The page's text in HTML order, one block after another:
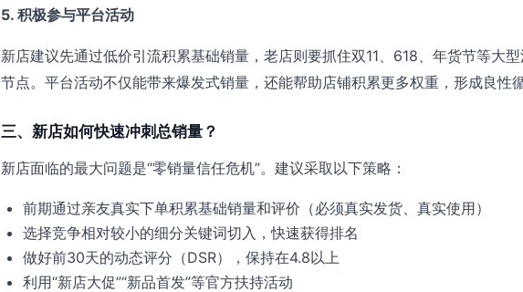
5. 积极参与平台活动
新店建议先通过低价引流积累基础销量，老店则要抓住双11、618、年货节等大
节点。平台活动不仅能带来爆发式销量，还能帮助店铺积累更多权重，形成良性循
三、新店如何快速冲刺总销量？
新店面临的最大问题是“零销量信任危机”。建议采取以下策略：
前期通过亲友真实下单积累基础销量和评价（必须真实发货、真实使用）
选择竞争相对较小的细分关键词切入，快速获得排名
做好前30天的动态评分（DSR），保持在4.8以上
利用“新店大促”“新品首发”等官方扶持活动